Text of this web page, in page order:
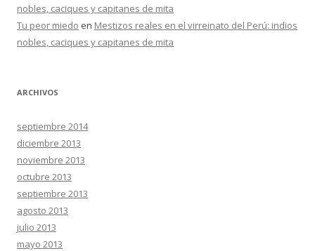
nobles, caciques y capitanes de mita
Tu peor miedo en Mestizos reales en el virreinato del Perú: indios
nobles, caciques y capitanes de mita
ARCHIVOS
septiembre 2014
diciembre 2013
noviembre 2013
octubre 2013
septiembre 2013
agosto 2013
julio 2013
mayo 2013